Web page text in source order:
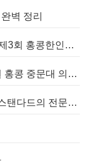
벽 정리
세계 챔피언 홍지승 선수 홍콩 온다… 제3회 홍콩한인팔씨름대회 9월 12일 개최
[홍콩대학] 홍콩 수능 만점자 12명 전원 홍콩 중문대 의대 진학
WALL 복잡한 홍콩 세무 회계, 글로벌 스탠다드의 전문가들이 답을 드립니다! - 법인설립, 회계, 감사